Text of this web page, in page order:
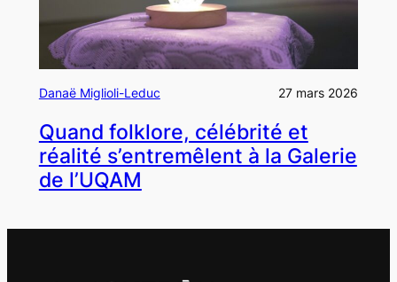
Danaë Miglioli-Leduc 27 mars 2026
Quand folklore, célébrité et
réalité s’entremêlent à la Galerie
de l’UQAM